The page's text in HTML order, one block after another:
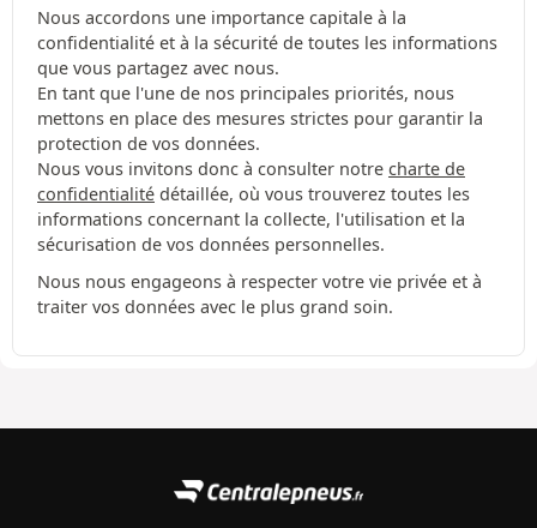
Nous accordons une importance capitale à la
confidentialité et à la sécurité de toutes les informations
que vous partagez avec nous.
En tant que l'une de nos principales priorités, nous
mettons en place des mesures strictes pour garantir la
protection de vos données.
Nous vous invitons donc à consulter notre charte de
confidentialité détaillée, où vous trouverez toutes les
informations concernant la collecte, l'utilisation et la
sécurisation de vos données personnelles.
Nous nous engageons à respecter votre vie privée et à
traiter vos données avec le plus grand soin.